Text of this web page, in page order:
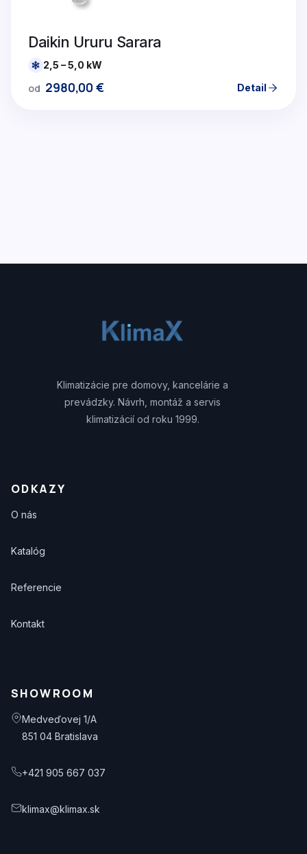
Daikin Ururu Sarara
2,5 – 5,0 kW
od 2980,00 € Detail
Klimatizácie pre domovy, kancelárie a
prevádzky. Návrh, montáž a servis
klimatizácií od roku 1999.
ODKAZY
O nás
Katalóg
Referencie
Kontakt
SHOWROOM
Medveďovej 1/A
851 04 Bratislava
+421 905 667 037
klimax@klimax.sk